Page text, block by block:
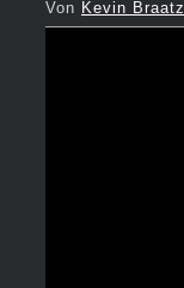
Von Kevin Braatz